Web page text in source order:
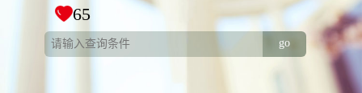
65
go